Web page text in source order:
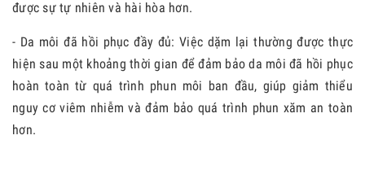
được sự tự nhiên và hài hòa hơn.
- Da môi đã hồi phục đầy đủ: Việc dặm lại thường được thực
hiện sau một khoảng thời gian để đảm bảo da môi đã hồi phục
hoàn toàn từ quá trình phun môi ban đầu, giúp giảm thiểu
nguy cơviêm nhiễm và đảm bảo quá trình phun xăm an toàn
hơn.